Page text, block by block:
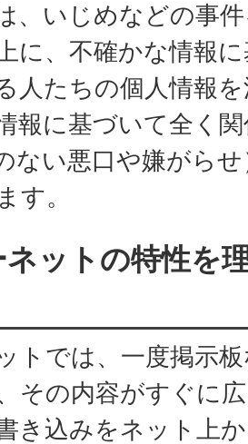
、いじめなどの事
に、不確かな情報
人たちの個人情報
報に基づいて全く
ない悪口や嫌がら
す。
ットの特性を
トでは、一度掲示
その内容がすぐに
き込みをネット上